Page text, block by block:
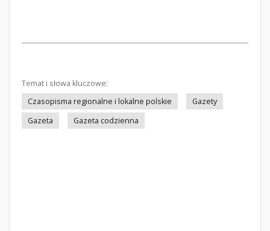
Temat i słowa kluczowe:
Czasopisma regionalne i lokalne polskie
Gazety
Gazeta
Gazeta codzienna